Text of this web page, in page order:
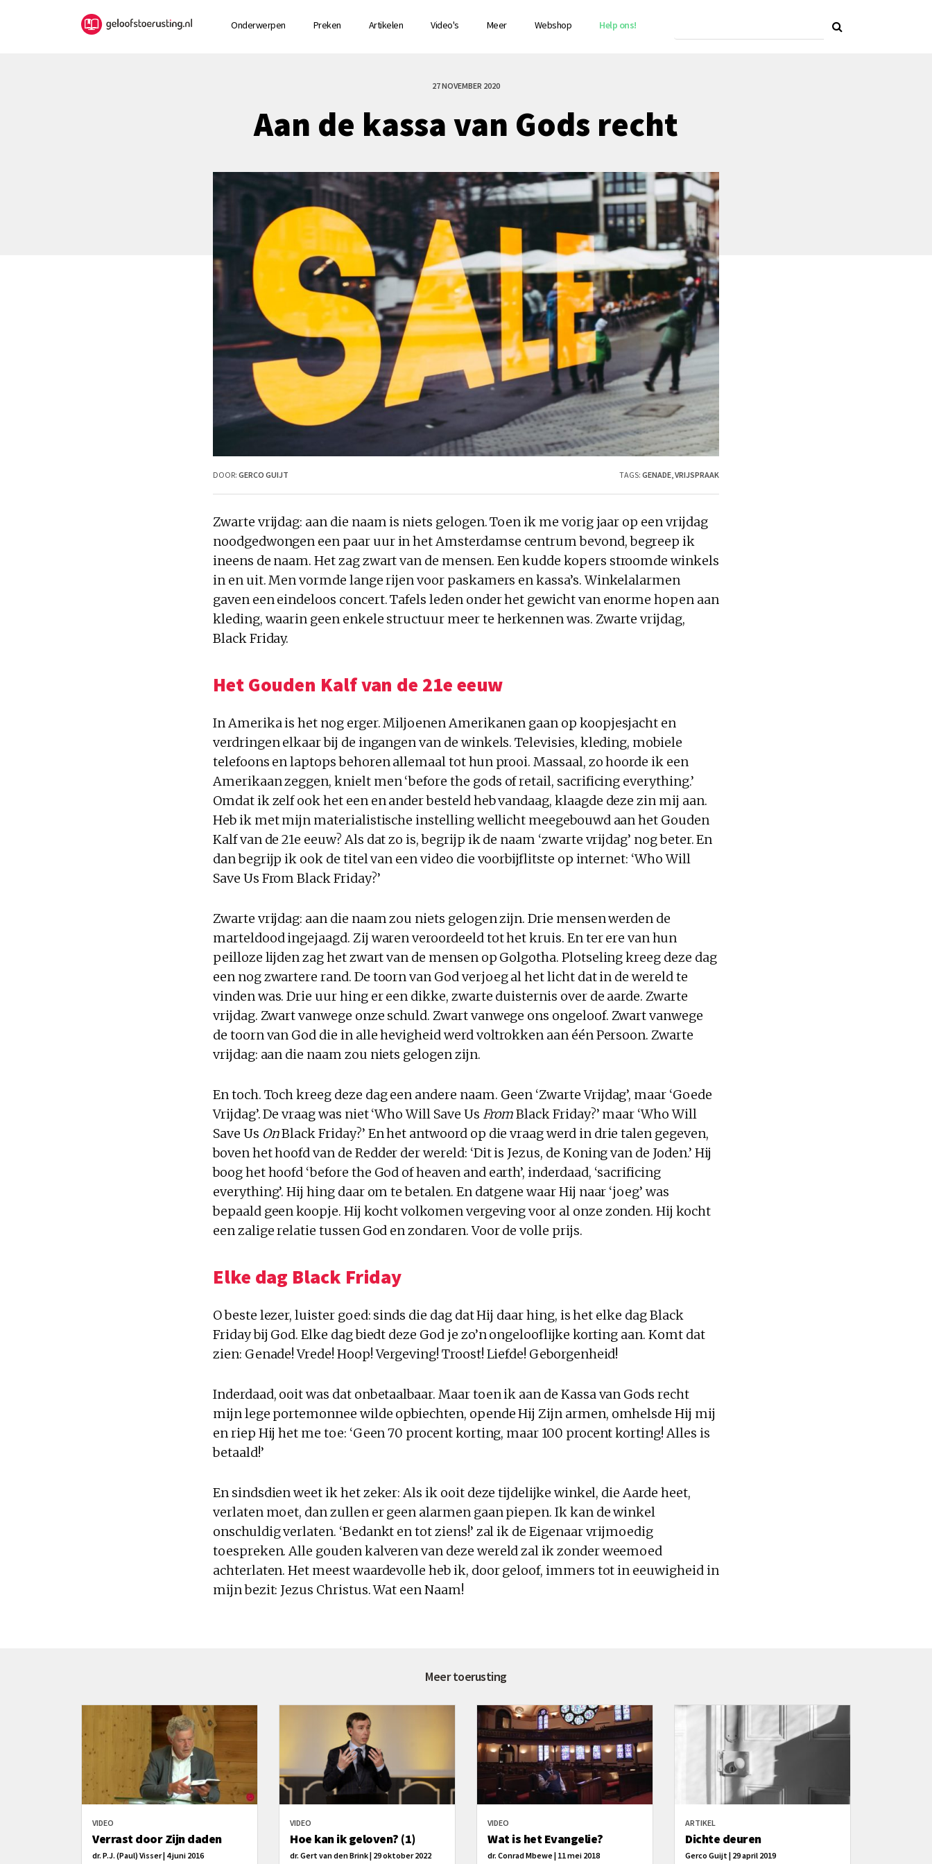
Onderwerpen Preken Artikelen Video's Meer Webshop Help ons!
27 NOVEMBER 2020
Aan de kassa van Gods recht
DOOR: GERCO GUIJT TAGS: GENADE,VRIJSPRAAK
Zwarte vrijdag: aan die naam is niets gelogen. Toen ik me vorig jaar op een vrijdag
noodgedwongen een paar uur in het Amsterdamse centrum bevond, begreep ik
ineens de naam. Het zag zwart van de mensen. Een kudde kopers stroomde winkels
in en uit. Men vormde lange rijen voor paskamers en kassa’s. Winkelalarmen
gaven een eindeloos concert. Tafels leden onder het gewicht van enorme hopen aan
kleding, waarin geen enkele structuur meer te herkennen was. Zwarte vrijdag,
Black Friday.
Het Gouden Kalf van de 21e eeuw
In Amerika is het nog erger. Miljoenen Amerikanen gaan op koopjesjacht en
verdringen elkaar bij de ingangen van de winkels. Televisies, kleding, mobiele
telefoons en laptops behoren allemaal tot hun prooi. Massaal, zo hoorde ik een
Amerikaan zeggen, knielt men ‘before the gods of retail, sacrificing everything.’
Omdat ik zelf ook het een en ander besteld heb vandaag, klaagde deze zin mij aan.
Heb ik met mijn materialistische instelling wellicht meegebouwd aan het Gouden
Kalf van de 21e eeuw? Als dat zo is, begrijp ik de naam ‘zwarte vrijdag’ nog beter. En
dan begrijp ik ook de titel van een video die voorbijflitste op internet: ‘Who Will
Save Us From Black Friday?’
Zwarte vrijdag: aan die naam zou niets gelogen zijn. Drie mensen werden de
marteldood ingejaagd. Zij waren veroordeeld tot het kruis. En ter ere van hun
peilloze lijden zag het zwart van de mensen op Golgotha. Plotseling kreeg deze dag
een nog zwartere rand. De toorn van God verjoeg al het licht dat in de wereld te
vinden was. Drie uur hing er een dikke, zwarte duisternis over de aarde. Zwarte
vrijdag. Zwart vanwege onze schuld. Zwart vanwege ons ongeloof. Zwart vanwege
de toorn van God die in alle hevigheid werd voltrokken aan één Persoon. Zwarte
vrijdag: aan die naam zou niets gelogen zijn.
En toch. Toch kreeg deze dag een andere naam. Geen ‘Zwarte Vrijdag’, maar ‘Goede
Vrijdag’. De vraag was niet ‘Who Will Save Us FromBlack Friday?’ maar ‘Who Will
Save Us OnBlack Friday?’ En het antwoord op die vraag werd in drie talen gegeven,
boven het hoofd van de Redder der wereld: ‘Dit is Jezus, de Koning van de Joden.’ Hij
boog het hoofd ‘before the God of heaven and earth’, inderdaad, ‘sacrificing
everything’. Hij hing daar om te betalen. En datgene waar Hij naar ‘joeg’ was
bepaald geen koopje. Hij kocht volkomen vergeving voor al onze zonden. Hij kocht
een zalige relatie tussen God en zondaren. Voor de volle prijs.
Elke dag Black Friday
O beste lezer, luister goed: sinds die dag dat Hij daar hing, is het elke dag Black
Friday bij God. Elke dag biedt deze God je zo’n ongelooflijke korting aan. Komt dat
zien: Genade! Vrede! Hoop! Vergeving! Troost! Liefde! Geborgenheid!
Inderdaad, ooit was dat onbetaalbaar. Maar toen ik aan de Kassa van Gods recht
mijn lege portemonnee wilde opbiechten, opende Hij Zijn armen, omhelsde Hij mij
en riep Hij het me toe: ‘Geen 70 procent korting, maar 100 procent korting! Alles is
betaald!’
En sindsdien weet ik het zeker: Als ik ooit deze tijdelijke winkel, die Aarde heet,
verlaten moet, dan zullen er geen alarmen gaan piepen. Ik kan de winkel
onschuldig verlaten. ‘Bedankt en tot ziens!’ zal ik de Eigenaar vrijmoedig
toespreken. Alle gouden kalveren van deze wereld zal ik zonder weemoed
achterlaten. Het meest waardevolle heb ik, door geloof, immers tot in eeuwigheid in
mijn bezit: Jezus Christus. Wat een Naam!
Meer toerusting
VIDEO
Verrast door Zijn daden
dr. P.J. (Paul) Visser | 4 juni 2016
VIDEO
Hoe kan ik geloven? (1)
dr. Gert van den Brink | 29 oktober 2022
VIDEO
Wat is het Evangelie?
dr. Conrad Mbewe | 11 mei 2018
ARTIKEL
Dichte deuren
Gerco Guijt | 29 april 2019